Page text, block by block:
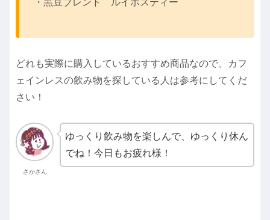
・黒豆ブレンド ルイボスティー
どれも実際に購入しているおすすめ商品なので、カフ
ェインレスの飲み物を探している人は参考にしてくだ
さい！
さかさん
ゆっくり飲み物を楽しんで、ゆっくり休ん
でね！今日もお疲れ様！